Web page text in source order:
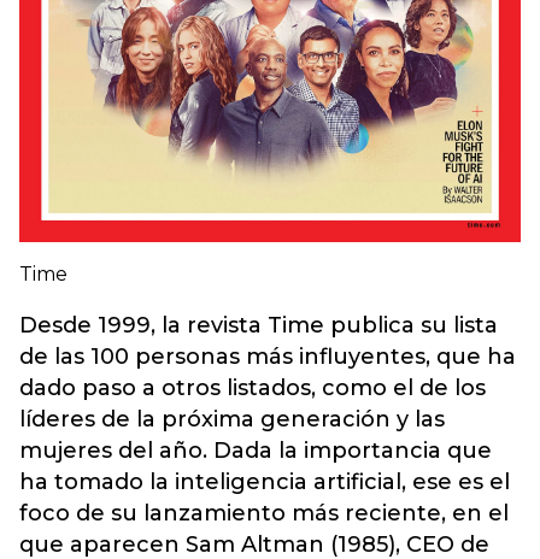
Time
Desde 1999, la revista Time publica su lista
de las 100 personas más influyentes, que ha
dado paso a otros listados, como el de los
líderes de la próxima generación y las
mujeres del año. Dada la importancia que
ha tomado la inteligencia artificial, ese es el
foco de su lanzamiento más reciente, en el
que aparecen Sam Altman (1985), CEO de